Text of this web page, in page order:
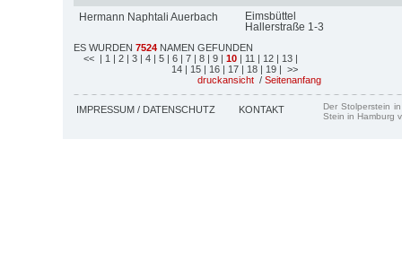
Hermann Naphtali Auerbach
Eimsbüttel
Hallerstraße 1-3
ES WURDEN 7524 NAMEN GEFUNDEN
<< | 1 | 2 | 3 | 4 | 5 | 6 | 7 | 8 | 9 | 10 | 11 | 12 | 13 |
14 | 15 | 16 | 17 | 18 | 19 | >>
druckansicht / Seitenanfang
IMPRESSUM / DATENSCHUTZ KONTAKT
Der Stolperstein
Stein in Hamburg